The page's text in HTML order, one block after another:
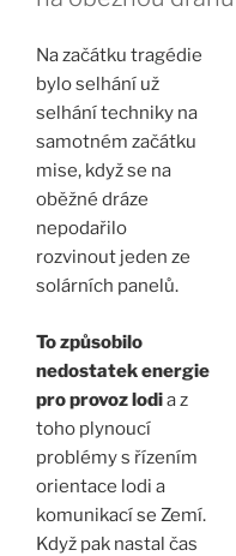
Na začátku tragédie
bylo selhání už
selhání techniky na
samotném začátku
mise, když se na
oběžné dráze
nepodařilo
rozvinout jeden ze
solárních panelů.
To způsobilo
nedostatek energie
pro provoz lodia z
toho plynoucí
problémy s řízením
orientace lodi a
komunikací se Zemí.
Když pak nastal čas